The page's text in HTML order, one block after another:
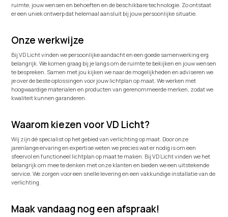
ruimte, jouw wensen en behoeften en de beschikbare technologie. Zo ontstaat
er een uniek ontwerp dat helemaal aansluit bij jouw persoonlijke situatie.
Onze werkwijze
Bij VD Licht vinden we persoonlijke aandacht en een goede samenwerking erg
belangrijk. We komen graag bij je langs om de ruimte te bekijken en jouw wensen
te bespreken. Samen met jou kijken we naar de mogelijkheden en adviseren we
je over de beste oplossingen voor jouw lichtplan op maat. We werken met
hoogwaardige materialen en producten van gerenommeerde merken, zodat we
kwaliteit kunnen garanderen.
Waarom kiezen voor VD Licht?
Wij zijn dé specialist op het gebied van verlichting op maat. Door onze
jarenlange ervaring en expertise weten we precies wat er nodig is om een
sfeervol en functioneel lichtplan op maat te maken. Bij VD Licht vinden we het
belangrijk om mee te denken met onze klanten en bieden we een uitstekende
service. We zorgen voor een snelle levering en een vakkundige installatie van de
verlichting.
Maak vandaag nog een afspraak!